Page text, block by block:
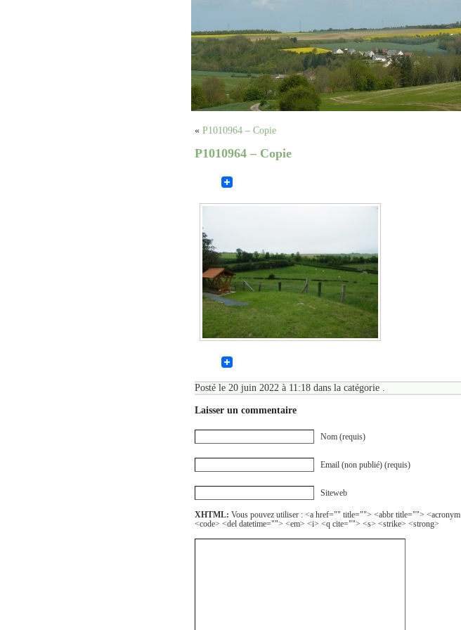
« P1010964 – Copie
P1010964 – Copie
Posté le 20 juin 2022 à 11:18 dans la catégorie .
Laisser un commentaire
Nom (requis)
Email (non publié) (requis)
Siteweb
XHTML: Vous pouvez utiliser : <a href="" title=""> <abbr title="">
<code> <del datetime=""> <em> <i> <q cite=""> <s> <strike> <strong>